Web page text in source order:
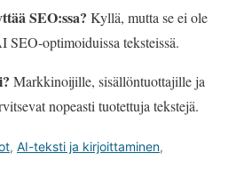
SEO:ssa? Kyllä, mutta se ei ole
SEO-optimoiduissa teksteissä.
Markkinoijille, sisällöntuottajille ja
nopeasti tuotettuja tekstejä.
, AI-teksti ja kirjoittaminen,